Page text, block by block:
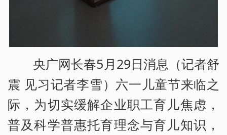
央广网长春5月29日消息（记者舒
震 见习记者李雪）六一儿童节来临之
际，为切实缓解企业职工育儿焦虑，
普及科学普惠托育理念与育儿知识，